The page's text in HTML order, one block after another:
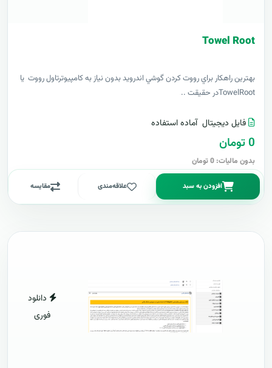
Towel Root
بهترين راهکار براي رووت کردن گوشي اندرويد بدون نياز به کامپيوترتاول رووت يا
TowelRootدر حقيقت ..
فایل دیجیتال آماده استفاده
0 تومان
بدون مالیات: 0 تومان
افزودن به سبد علاقه‌مندی مقایسه
دانلود
فوری